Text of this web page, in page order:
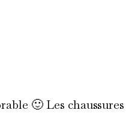
🙂 Les chaussures